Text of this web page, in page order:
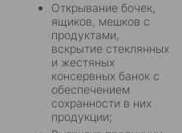
Открывание бочек,
ящиков, мешков с
продуктами,
вскрытие стеклянных
и жестяных
консервных банок с
обеспечением
сохранности в них
продукции;